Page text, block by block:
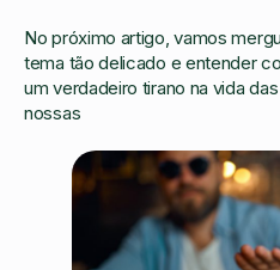
No próximo artigo, vamos
tema tão delicado e entender
um verdadeiro tirano na vida
nossas